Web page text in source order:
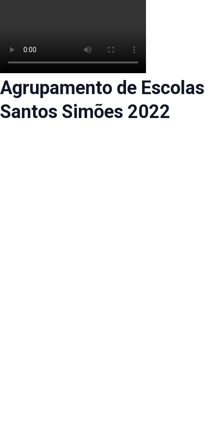
Agrupamento de Escolas
Santos Simões 2022